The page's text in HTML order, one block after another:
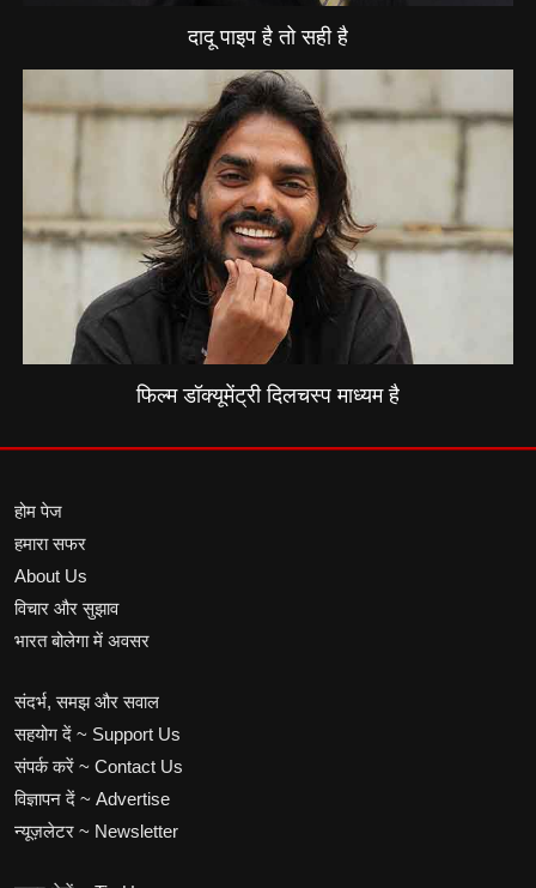
दादू पाइप है तो सही है
फिल्म डॉक्यूमेंट्री दिलचस्प माध्यम है
होम पेज
हमारा सफर
About Us
विचार और सुझाव
भारत बोलेगा में अवसर
संदर्भ, समझ और सवाल
सहयोग दें ~ Support Us
संपर्क करें ~ Contact Us
विज्ञापन दें ~ Advertise
न्यूज़लेटर ~ Newsletter